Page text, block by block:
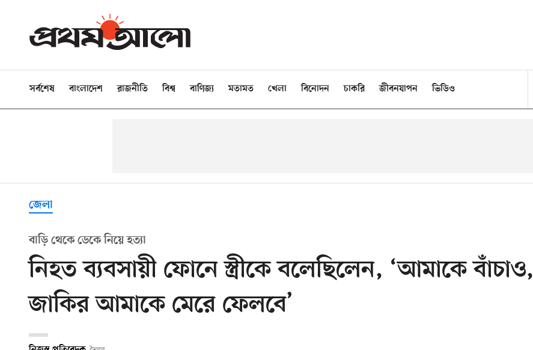
সর্বশেষ বাংলাদেশ রাজনীতি বিশ্ব বাণিজ্য মতামত খেলা বিনোদন চাকরি জীবনযাপন ভিডিও
জেলা
বাড়ি থেকে ডেকে নিয়ে হত্যা
নিহত ব্যবসায়ী ফোনে স্ত্রীকে বলেছিলেন, ‘আমাকে বাঁচাও,
জাকির আমাকে মেরে ফেলবে’